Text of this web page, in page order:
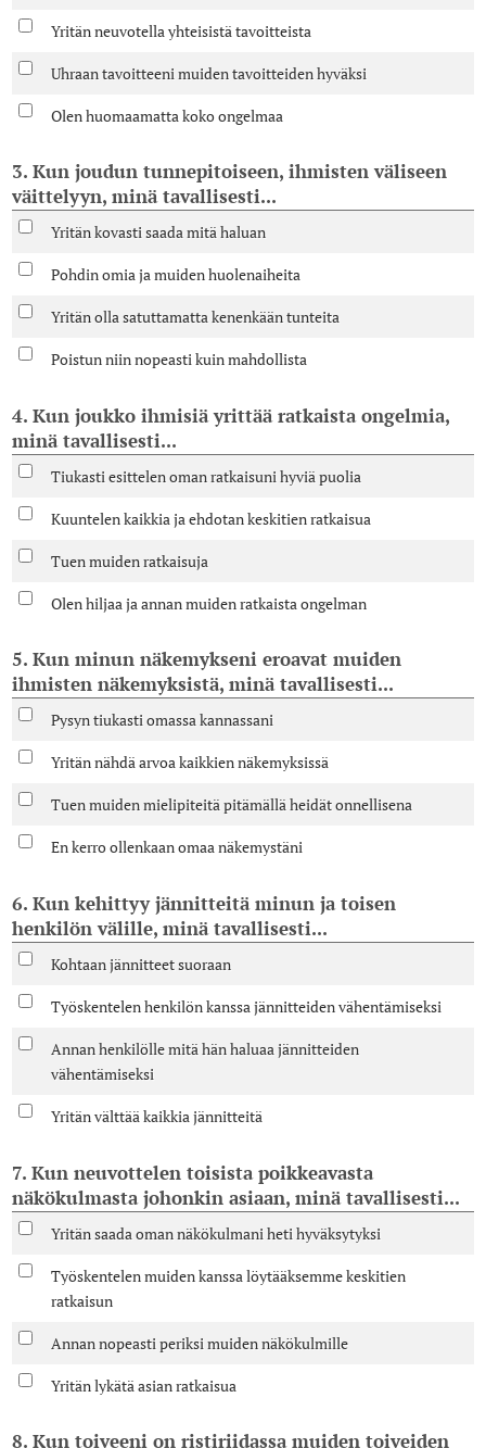
Yritän neuvotella yhteisistä tavoitteista
Uhraan tavoitteeni muiden tavoitteiden hyväksi
Olen huomaamatta koko ongelmaa
3. Kun joudun tunnepitoiseen, ihmisten väliseen
väittelyyn, minä tavallisesti...
Yritän kovasti saada mitä haluan
Pohdin omia ja muiden huolenaiheita
Yritän olla satuttamatta kenenkään tunteita
Poistun niin nopeasti kuin mahdollista
4. Kun joukko ihmisiä yrittää ratkaista ongelmia,
minä tavallisesti...
Tiukasti esittelen oman ratkaisuni hyviä puolia
Kuuntelen kaikkia ja ehdotan keskitien ratkaisua
Tuen muiden ratkaisuja
Olen hiljaa ja annan muiden ratkaista ongelman
5. Kun minun näkemykseni eroavat muiden
ihmisten näkemyksistä, minä tavallisesti...
Pysyn tiukasti omassa kannassani
Yritän nähdä arvoa kaikkien näkemyksissä
Tuen muiden mielipiteitä pitämällä heidät onnellisena
En kerro ollenkaan omaa näkemystäni
6. Kun kehittyy jännitteitä minun ja toisen
henkilön välille, minä tavallisesti...
Kohtaan jännitteet suoraan
Työskentelen henkilön kanssa jännitteiden vähentämiseksi
Annan henkilölle mitä hän haluaa jännitteiden
vähentämiseksi
Yritän välttää kaikkia jännitteitä
7. Kun neuvottelen toisista poikkeavasta
näkökulmasta johonkin asiaan, minä tavallisesti...
Yritän saada oman näkökulmani heti hyväksytyksi
Työskentelen muiden kanssa löytääksemme keskitien
ratkaisun
Annan nopeasti periksi muiden näkökulmille
Yritän lykätä asian ratkaisua
8. Kun toiveeni on ristiriidassa muiden toiveiden